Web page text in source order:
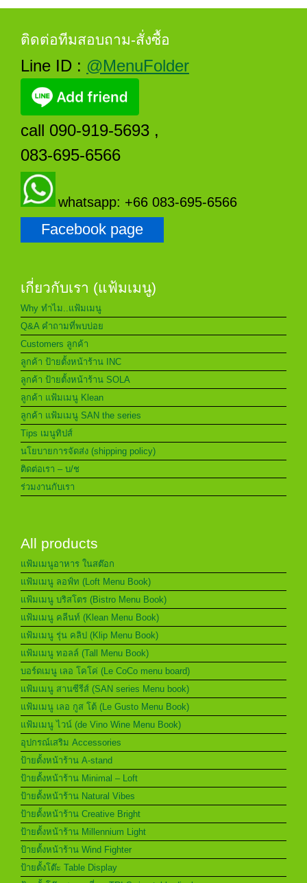
ติดต่อทีมสอบถาม-สั่งซื้อ
Line ID : @MenuFolder
call 090-919-5693 ,
083-695-6566
whatsapp: +66 083-695-6566
Facebook page
เกี่ยวกับเรา (แฟ้มเมนู)
Why ทำไม..แฟ้มเมนู
Q&A คำถามที่พบบ่อย
Customers ลูกค้า
ลูกค้า ป้ายตั้งหน้าร้าน INC
ลูกค้า ป้ายตั้งหน้าร้าน SOLA
ลูกค้า แฟ้มเมนู Klean
ลูกค้า แฟ้มเมนู SAN the series
Tips เมนูทิปส์
นโยบายการจัดส่ง (shipping policy)
ติดต่อเรา – บ/ช
ร่วมงานกับเรา
All products
แฟ้มเมนูอาหาร ในสต๊อก
แฟ้มเมนู ลอฟ์ท (Loft Menu Book)
แฟ้มเมนู บริสโตร (Bistro Menu Book)
แฟ้มเมนู คลีนท์ (Klean Menu Book)
แฟ้มเมนู รุ่น คลิป (Klip Menu Book)
แฟ้มเมนู ทอลล์ (Tall Menu Book)
บอร์ดเมนู เลอ โคโค่ (Le CoCo menu board)
แฟ้มเมนู สานซีรีส์ (SAN series Menu book)
แฟ้มเมนู เลอ กูส โต้ (Le Gusto Menu Book)
แฟ้มเมนู ไวน์ (de Vino Wine Menu Book)
อุปกรณ์เสริม Accessories
ป้ายตั้งหน้าร้าน A-stand
ป้ายตั้งหน้าร้าน Minimal – Loft
ป้ายตั้งหน้าร้าน Natural Vibes
ป้ายตั้งหน้าร้าน Creative Bright
ป้ายตั้งหน้าร้าน Millennium Light
ป้ายตั้งหน้าร้าน Wind Fighter
ป้ายตั้งโต๊ะ Table Display